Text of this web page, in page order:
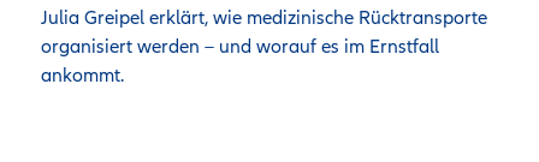
Julia Greipel erklärt, wie medizinische Rücktransporte
organisiert werden – und worauf es im Ernstfall
ankommt.